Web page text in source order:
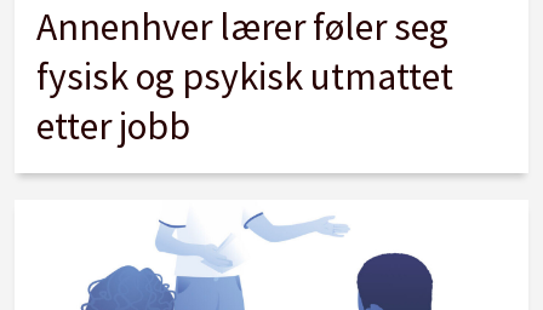
Annenhver lærer føler seg
fysisk og psykisk utmattet
etter jobb